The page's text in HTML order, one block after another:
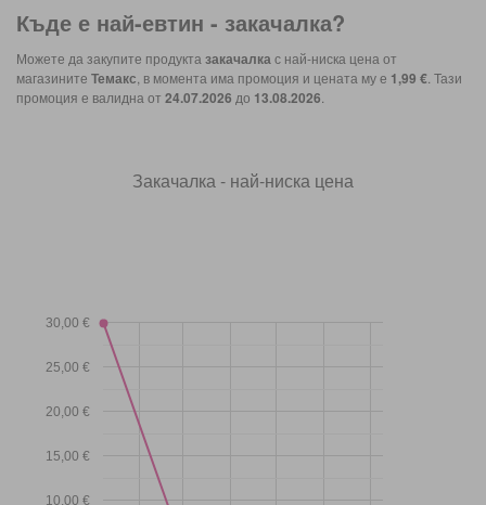
Къде е най-евтин - закачалка?
Можете да закупите продукта закачалкас най-ниска цена от
магазините Темакс , в момента има промоция и цената му е 1,99 € . Тази
промоция е валидна от 24.07.2026 до 13.08.2026
Закачалка - най-ниска цена
10,00 €
15,00 €
20,00 €
25,00 €
30,00 €